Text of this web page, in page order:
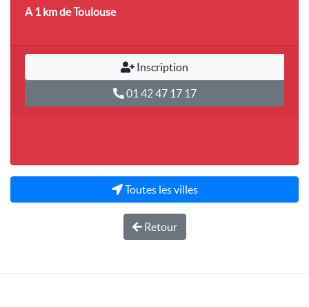
A 1 kmde Toulouse
Inscription
01 42 47 17 17
Toutes les villes
Retour